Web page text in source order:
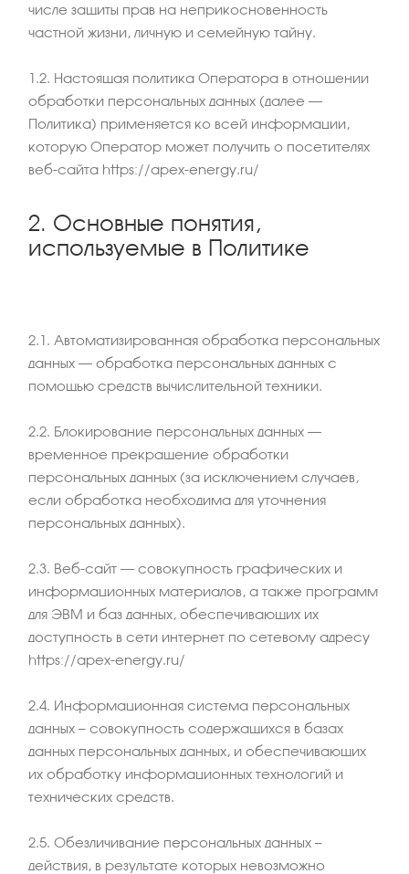
числе защиты прав на неприкосновенность
частной жизни, личную и семейную тайну.
1.2. Настоящая политика Оператора в отношении
обработки персональных данных (далее –
Политика) применяется ко всей информации,
которую Оператор может получить о посетителях
веб-сайта https://apex-energy.ru/
2. Основные понятия,
используемые в Политике
2.1. Автоматизированная обработка персональных
данных – обработка персональных данных с
помощью средств вычислительной техники.
2.2. Блокирование персональных данных –
временное прекращение обработки
персональных данных (за исключением случаев,
если обработка необходима для уточнения
персональных данных).
2.3. Веб-сайт – совокупность графических и
информационных материалов, а также программ
для ЭВМ и баз данных, обеспечивающих их
доступность в сети интернет по сетевому адресу
https://apex-energy.ru/
2.4. Информационная система персональных
данных — совокупность содержащихся в базах
данных персональных данных, и обеспечивающих
их обработку информационных технологий и
технических средств.
2.5. Обезличивание персональных данных —
действия, в результате которых невозможно